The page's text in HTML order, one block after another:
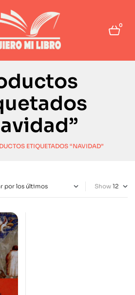
0
ETIQUETADOS “NAVIDAD”
Show